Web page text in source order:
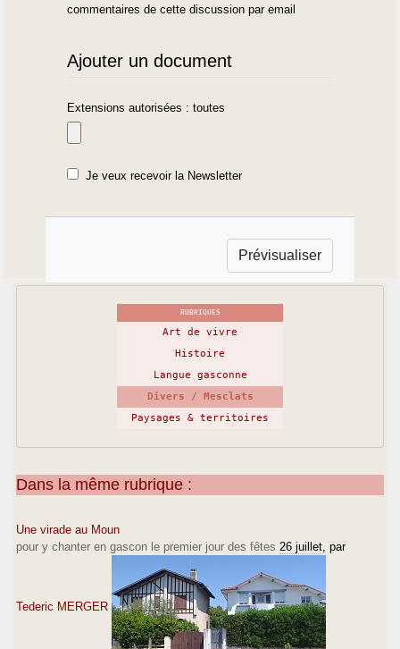
commentaires de cette discussion par email
Ajouter un document
Extensions autorisées : toutes
Je veux recevoir la Newsletter
RUBRIQUES
Art de vivre
Histoire
Langue gasconne
Divers / Mesclats
Paysages & territoires
Dans la même rubrique :
Une virade au Moun
pour y chanter en gascon le premier jour des fêtes 26 juillet , par
Tederic MERGER